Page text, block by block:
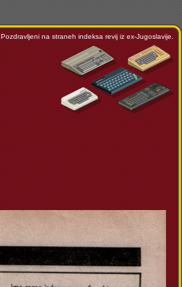
Pozdravljeni na straneh indeksa revij iz ex-Jugoslavije.